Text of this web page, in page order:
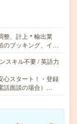
整、計上＊輸出業
のブッキング、イ…
スキル不要 / 英語力
心スタート！・登録
話面談の場合）…